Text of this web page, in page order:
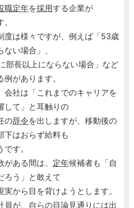
職定年を採用する企業が
度は様々ですが、例えば「53歳
い場合」、
部長以上にならない場合」など
があります。
会社は「これまでのキャリアを
して」と耳触りの
の辞令を出しますが、移動後の
下はおらず給料も
す。
がある間は、 定年候補者も「自
ろう」と敢えて
から目を背けようとします。
員が、自らの目論見通りには出